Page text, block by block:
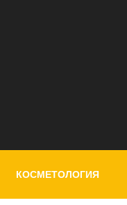
КОСМЕТОЛОГИЯ